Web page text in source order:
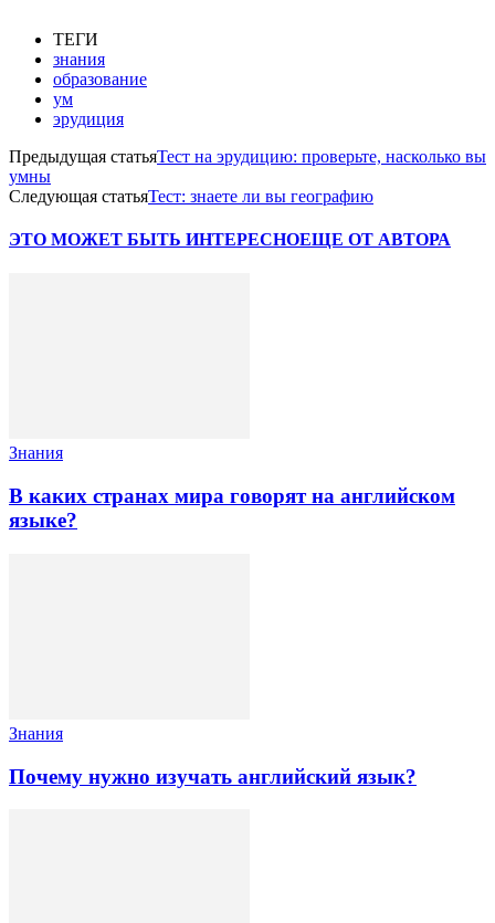
ТЕГИ
знания
образование
ум
эрудиция
Предыдущая статьяТест на эрудицию: проверьте, насколько вы
умны
Следующая статьяТест: знаете ли вы географию
ЭТО МОЖЕТ БЫТЬ ИНТЕРЕСНОЕЩЕ ОТ АВТОРА
Знания
В каких странах мира говорят на английском
языке?
Знания
Почему нужно изучать английский язык?